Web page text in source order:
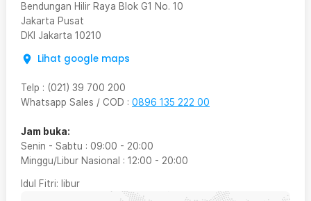
Bendungan Hilir Raya Blok G1 No. 10
Jakarta Pusat
DKI Jakarta 10210
Lihat google maps
Telp : (021) 39 700 200
Whatsapp Sales / COD : 0896 135 222 00
Jam buka:
Senin - Sabtu : 09:00 - 20:00
Minggu/Libur Nasional : 12:00 - 20:00
Idul Fitri: libur